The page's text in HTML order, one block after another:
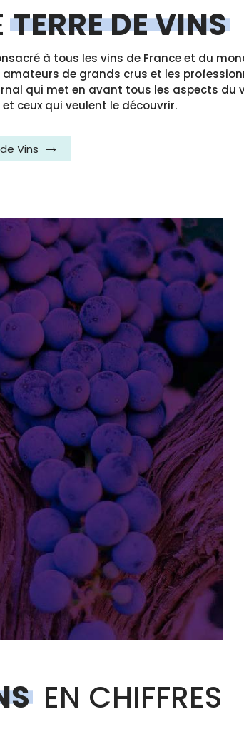
TERRE DE VINS
à tous les vins de France et du
de grands crus et les
qui met en avant tous les aspects du
ceux qui veulent le découvrir.
Vins
EN CHIFFRES